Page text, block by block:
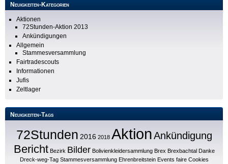
Neuigkeiten-Kategorien
Aktionen
72Stunden-Aktion 2013
Ankündigungen
Allgemein
Stammesversammlung
Fairtradescouts
Informationen
Jufis
Zeltlager
Neuigkeiten-Tags
72Stunden 2016 2018 AktionAnkündigung
Bericht Bezirk Bilder Bolivienkleidersammlung Brex Brexbachtal Danke
Dreck-weg-Tag Stammesversammlung Ehrenbreitstein Events faire Cookies